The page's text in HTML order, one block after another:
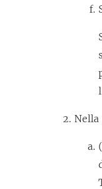
Nella